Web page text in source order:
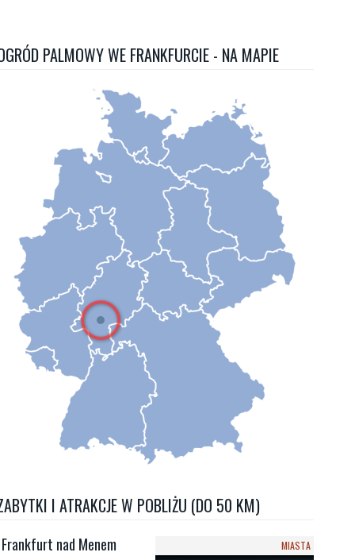
PALMOWY WE FRANKFURCIE - NA MAPIE
I ATRAKCJE W POBLIŻU (DO 50 KM)
Frankfurt nad Menem MIASTA